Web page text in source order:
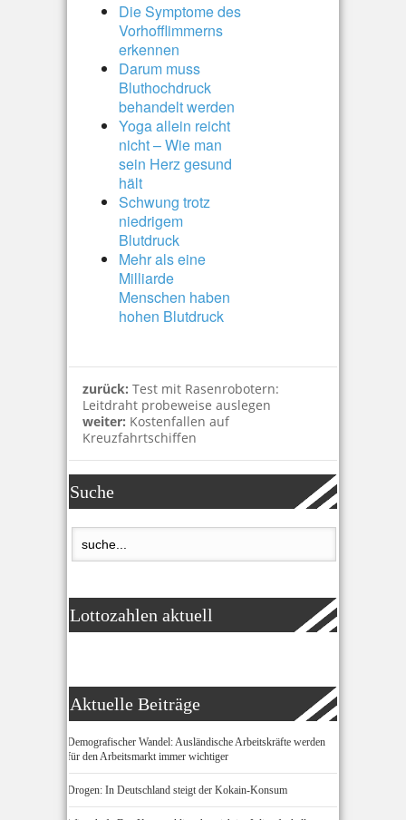
Die Symptome des
Vorhofflimmerns
erkennen
Darum muss
Bluthochdruck
behandelt werden
Yoga allein reicht
nicht – Wie man
sein Herz gesund
hält
Schwung trotz
niedrigem
Blutdruck
Mehr als eine
Milliarde
Menschen haben
hohen Blutdruck
zurück: Test mit Rasenrobotern:
Leitdraht probeweise auslegen
weiter: Kostenfallen auf
Kreuzfahrtschiffen
Suche
Lottozahlen aktuell
Aktuelle Beiträge
Demografischer Wandel: Ausländische Arbeitskräfte werden
für den Arbeitsmarkt immer wichtiger
Drogen: In Deutschland steigt der Kokain-Konsum